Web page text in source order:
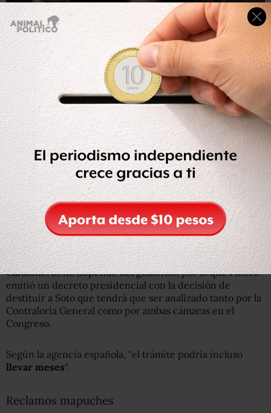
EPA
Piñera le pidió la renuncia al jefe de Carabineros.
En una conferencia de prensa, Piñera dijo haber llegado a
la conclusión de que el cuerpo de "Carabineros necesita
un nuevo liderazgo"para enfrentar "con mayor eficacia
(…) todos los problemas que lo aquejan en el presente y
los desafíos que deberá enfrentar en el futuro".
Pero, como explica Efe, la salida del director general de
Carabineros no depende del gobierno, por lo que Piñera
emitió un decreto presidencial con la decisión de
destituir a Soto que tendrá que ser analizado tanto por la
Contraloría General como por ambas cámaras en el
Congreso.
Según la agencia española, "el trámite podría incluso
llevar meses".
Reclamos mapuches